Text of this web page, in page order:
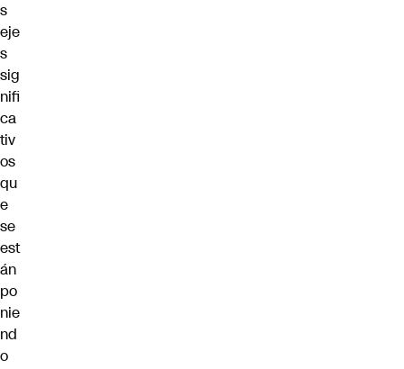
s
eje
s
sig
nifi
ca
tiv
os
qu
e
se
est
án
po
nie
nd
o